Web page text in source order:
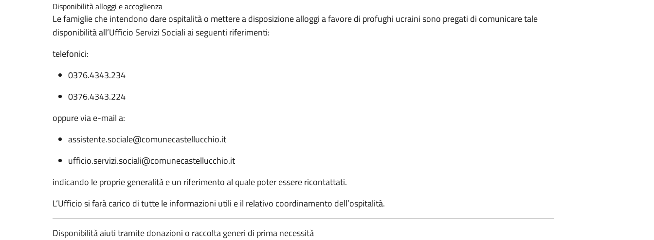
Disponibilità alloggi e accoglienza
Le famiglie che intendono dare ospitalità o mettere a disposizione alloggi a favore di profughi ucraini sono pregati di comunicare tale
disponibilità all’Ufficio Servizi Sociali ai seguenti riferimenti:
telefonici:
0376.4343.234
0376.4343.224
oppure via e-mail a:
assistente.sociale@comunecastellucchio.it
ufficio.servizi.sociali@comunecastellucchio.it
indicando le proprie generalità e un riferimento al quale poter essere ricontattati.
L’Ufficio si farà carico di tutte le informazioni utili e il relativo coordinamento dell’ospitalità.
Disponibilità aiuti tramite donazioni o raccolta generi di prima necessità